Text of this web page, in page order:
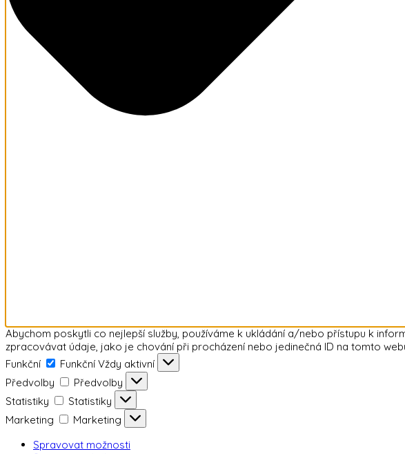
Abychom poskytli co nejlepší služby, používáme k ukládání a/nebo přístupu k
zpracovávat údaje, jako je chování při procházení nebo jedinečná ID na tomto
Funkční
Funkční Vždy aktivní
Předvolby
Předvolby
Statistiky
Statistiky
Marketing
Marketing
Spravovat možnosti